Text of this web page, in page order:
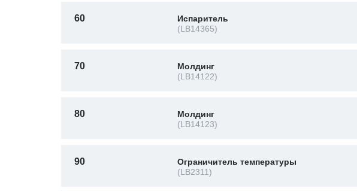
60
Испаритель
(LB14365)
70
Молдинг
(LB14122)
80
Молдинг
(LB14123)
90
Ограничитель температуры
(LB2311)